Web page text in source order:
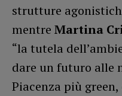
strutture
mentre Martina
“la tutela
dare un futuro alle
Piacenza più